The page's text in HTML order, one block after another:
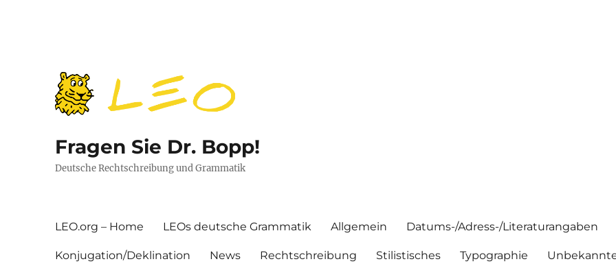
Fragen Sie Dr. Bopp!
Deutsche Rechtschreibung und Grammatik
LEO.org – Home LEOs deutsche Grammatik Allgemein Datums-/Adress-/Literaturangaben
Konjugation/Deklination News Rechtschreibung Stilistisches Typographie